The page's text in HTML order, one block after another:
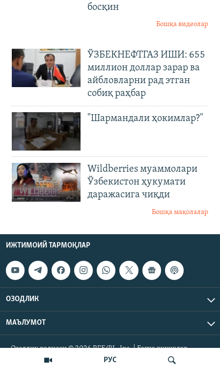
РУС
босқин
Бошқа видеолар
ЎЗБЕКНЕФТГАЗ ИШИ: 655
миллион доллар зарар ва
айбловларни рад этган
собиқ раҳбар
"Шармандали ҳокимлар?"
Wildberries муаммолари
Ўзбекистон ҳукумати
даражасига чиқди
Бошқа мақолалар
ИЖТИМОИЙ ТАРМОҚЛАР
ОЗОДЛИК
МАЪЛУМОТ
Озодлик радиоси © 2026 RFE/RL, Inc. | Барча ҳуқуқлар
ҳимояланган.